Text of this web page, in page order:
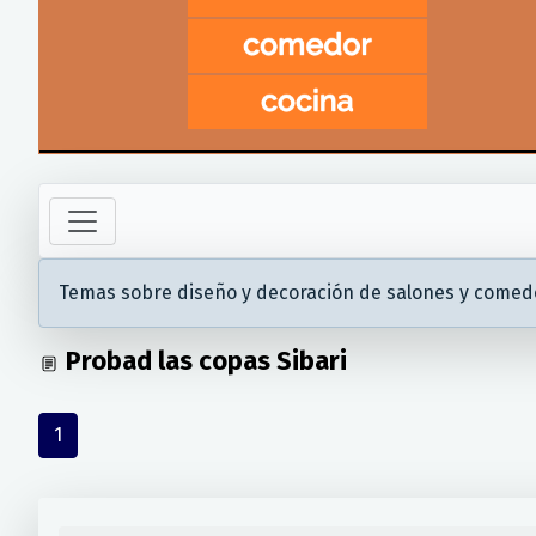
Temas sobre diseño y decoración de salones y
Probad las copas Sibari
1